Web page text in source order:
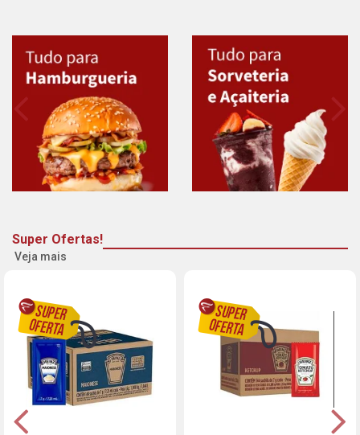
Super Ofertas!
Veja mais